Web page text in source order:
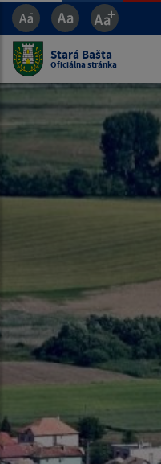
Stará Bašta
Oficiálna stránka